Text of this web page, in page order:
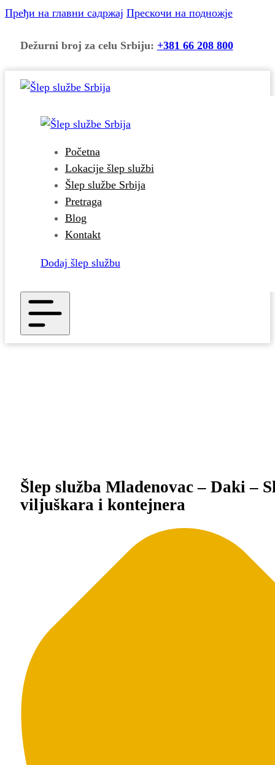
Пређи на главни садржај Прескочи на подножје
Dežurni broj za celu Srbiju: +381 66 208 800
Početna
Lokacije šlep službi
Šlep službe Srbija
Pretraga
Blog
Kontakt
Dodaj šlep službu
Šlep služba Mladenovac – Daki –
viljuškara i kontejnera